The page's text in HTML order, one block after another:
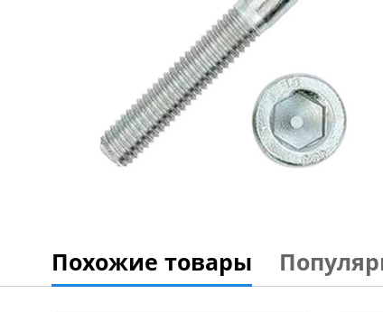
Похожие товары